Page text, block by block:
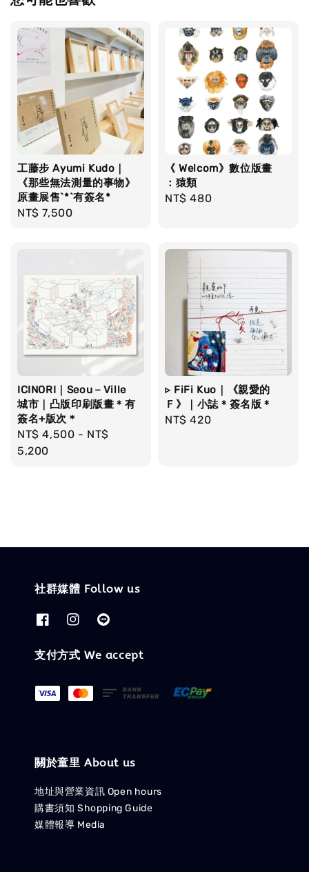
工藤步 Ayumi Kudo｜
《那些無法測量的事物》
原畫展售`*`有簽名*
Regular
NT$ 7,500
《 Welcom》數位版畫
：猿類
Regular
NT$ 480
ICINORI｜Seou－Ville
城市｜凸版印刷版畫＊有
簽名+版次＊
Regular
price
NT$ 4,500 - NT$
5,200
▹ FiFi Kuo｜《親愛的
Ｆ》｜小誌＊簽名版＊
Regular
NT$ 420
社群媒體 Follow us
支付方式 We accept
關於童里 About us
地址與營業資訊 Open hours
購書須知 Shopping Guide
媒體報導 Media